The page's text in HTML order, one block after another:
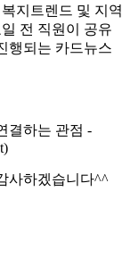
지트렌드 및 지역
전 직원이 공유
카드뉴스
결하는 관점 -
사하겠습니다^^